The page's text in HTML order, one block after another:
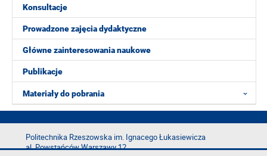
Konsultacje
Prowadzone zajęcia dydaktyczne
Główne zainteresowania naukowe
Publikacje
Materiały do pobrania
Politechnika Rzeszowska im. Ignacego Łukasiewicza
al. Powstańców Warszawy 12